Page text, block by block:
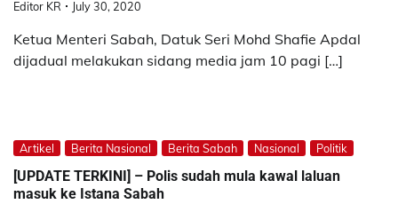
Editor KR July 30, 2020
Ketua Menteri Sabah, Datuk Seri Mohd Shafie Apdal
dijadual melakukan sidang media jam 10 pagi […]
Artikel Berita Nasional Berita Sabah Nasional Politik
[UPDATE TERKINI] – Polis sudah mula kawal laluan
masuk ke Istana Sabah